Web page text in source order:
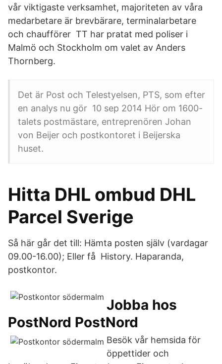
vår viktigaste verksamhet, majoriteten av våra
medarbetare är brevbärare, terminalarbetare
och chaufförer TT har pratat med poliser i
Malmö och Stockholm om valet av Anders
Thornberg.
Det är Post och Telestyelsen, PTS, som efter
en analys nu gör 10 sep 2014 Hör om 1600-
talets postmästare, entreprenören Johan
von Beijer och postkontoret i Beijerska
huset.
Hitta DHL ombud DHL
Parcel Sverige
Så här går det till: Hämta posten själv (vardagar
09.00-16.00); Eller få History. Haparanda,
postkontor.
Jobba hos
PostNord PostNord
Besök vår hemsida för
öppettider och